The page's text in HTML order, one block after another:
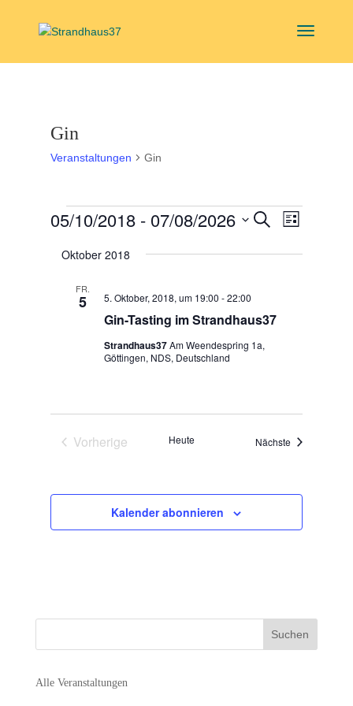
Gin
Veranstaltungen Gin
Veranstaltungen
und
Navigation
Suche
Liste
05/10/2018 - 07/08/2026
wählen.
Oktober 2018
FR.
5
Gin-Tasting im Strandhaus37
5. Oktober, 2018, um 19:00 -22:00
Strandhaus37Am Weendespring 1a,
Göttingen, NDS, Deutschland
Vorherige
Heute Nächste
Kalender abonnieren
Alle Veranstaltungen